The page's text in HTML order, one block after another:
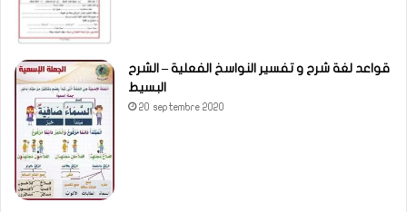
قواعد لغة شرح و تفسير النواسخ الفعلية – الشرح
البسيط
20 septembre 2020